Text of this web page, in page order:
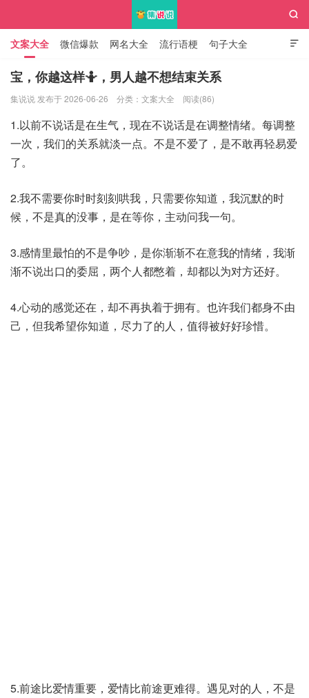

文案大全 微信爆款 网名大全 流行语梗 句子大全
知识大全

宝，你越这样🤷，男人越不想结束关系
集说说 发布于 2026-06-26 分类： 文案大全 阅读(86)
1.以前不说话是在生气，现在不说话是在调整情绪。每调整
一次，我们的关系就淡一点。不是不爱了，是不敢再轻易爱
了。
2.我不需要你时时刻刻哄我，只需要你知道，我沉默的时
候，不是真的没事，是在等你，主动问我一句。
3.感情里最怕的不是争吵，是你渐渐不在意我的情绪，我渐
渐不说出口的委屈，两个人都憋着，却都以为对方还好。
4.心动的感觉还在，却不再执着于拥有。也许我们都身不由
己，但我希望你知道，尽力了的人，值得被好好珍惜。
5.前途比爱情重要，爱情比前途更难得。遇见对的人，不是